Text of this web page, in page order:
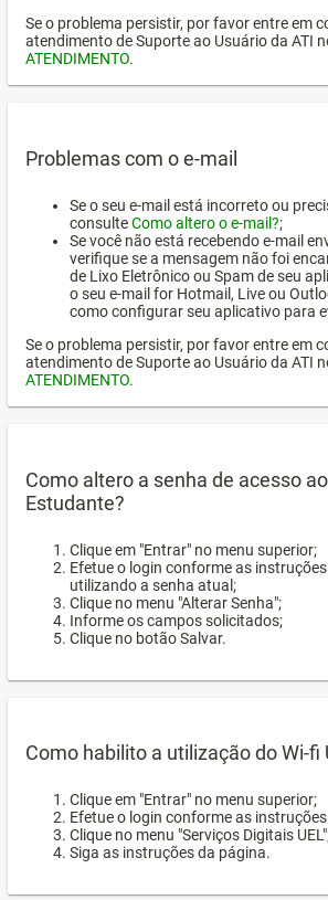
Se o problema persistir, por favor entre em
atendimento de Suporte ao Usuário da ATI
ATENDIMENTO.
Problemas com o e-mail
Se o seu e-mail está incorreto ou
consulteComo altero o e-mail?;
Se você não está recebendo e-mail
verifique se a mensagem não foi
de Lixo Eletrônico ou Spam de seu
o seu e-mail for Hotmail, Live ou
como configurar seu aplicativo para
Se o problema persistir, por favor entre em
atendimento de Suporte ao Usuário da ATI
ATENDIMENTO.
Como altero a senha de acesso
Estudante?
Clique em "Entrar" no menu superior;
Efetue o login conforme as
utilizando a senha atual;
Clique no menu "Alterar Senha";
Informe os campos solicitados;
Clique no botão Salvar.
Como habilito a utilização do Wi-fi
Clique em "Entrar" no menu superior;
Efetue o login conforme as
Clique no menu "Serviços Digitais
Siga as instruções da página.